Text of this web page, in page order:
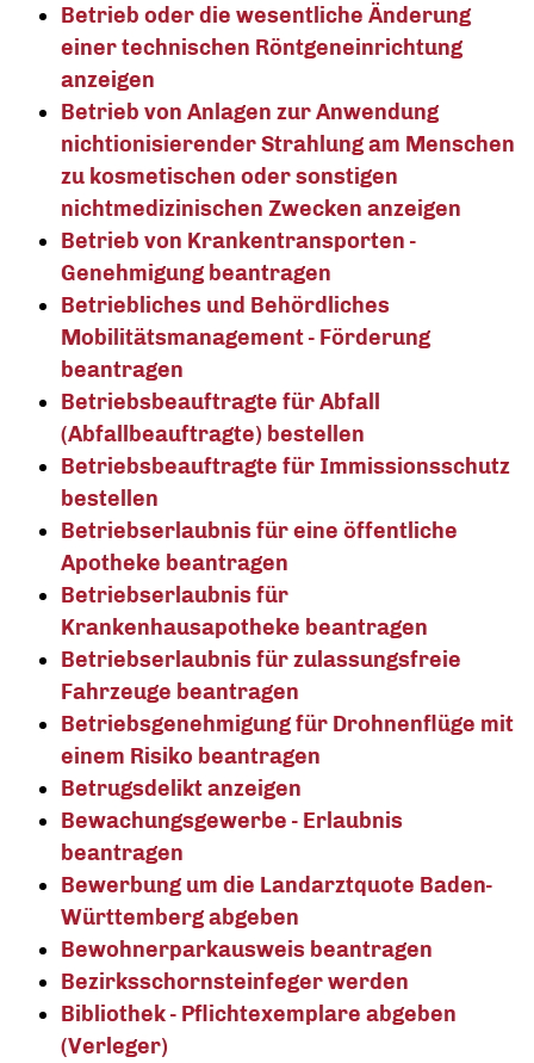
Betrieb oder die wesentliche Änderung
einer technischen Röntgeneinrichtung
anzeigen
Betrieb von Anlagen zur Anwendung
nichtionisierender Strahlung am Menschen
zu kosmetischen oder sonstigen
nichtmedizinischen Zwecken anzeigen
Betrieb von Krankentransporten -
Genehmigung beantragen
Betriebliches und Behördliches
Mobilitätsmanagement - Förderung
beantragen
Betriebsbeauftragte für Abfall
(Abfallbeauftragte) bestellen
Betriebsbeauftragte für Immissionsschutz
bestellen
Betriebserlaubnis für eine öffentliche
Apotheke beantragen
Betriebserlaubnis für
Krankenhausapotheke beantragen
Betriebserlaubnis für zulassungsfreie
Fahrzeuge beantragen
Betriebsgenehmigung für Drohnenflüge mit
einem Risiko beantragen
Betrugsdelikt anzeigen
Bewachungsgewerbe - Erlaubnis
beantragen
Bewerbung um die Landarztquote Baden-
Württemberg abgeben
Bewohnerparkausweis beantragen
Bezirksschornsteinfeger werden
Bibliothek - Pflichtexemplare abgeben
(Verleger)